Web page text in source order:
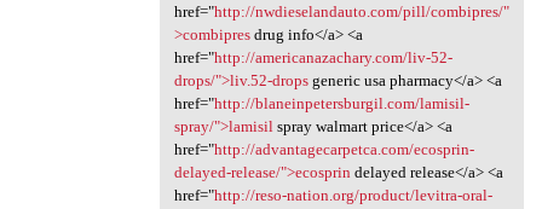
href="http://nwdieselandauto.com/pill/combipres/"
>combipresdrug info</a> <a
href="http://americanazachary.com/liv-52-
drops/">liv.52-dropsgeneric usa pharmacy</a> <a
href="http://blaneinpetersburgil.com/lamisil-
spray/">lamisil spray walmart price</a> <a
href="http://advantagecarpetca.com/ecosprin-
delayed-release/">ecosprin delayed release</a> <a
href="http://reso-nation.org/product/levitra-oral-